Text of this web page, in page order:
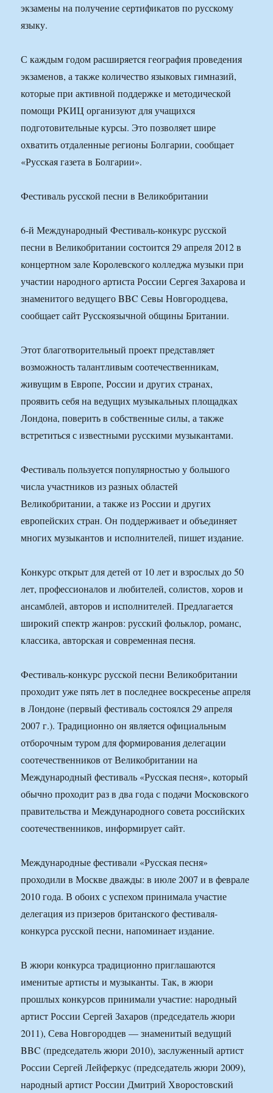
экзамены на получение сертификатов по русскому
языку.
С каждым годом расширяется география проведения
экзаменов, а также количество языковых гимназий,
которые при активной поддержке и методической
помощи РКИЦ организуют для учащихся
подготовительные курсы. Это позволяет шире
охватить отдаленные регионы Болгарии, сообщает
«Русская газета в Болгарии».
Фестиваль русской песни в Великобритании
6-й Международный Фестиваль-конкурс русской
песни в Великобритании состоится 29 апреля 2012 в
концертном зале Королевского колледжа музыки при
участии народного артиста России Сергея Захарова и
знаменитого ведущего BBC Севы Новгородцева,
сообщает сайт Русскоязычной общины Британии.
Этот благотворительный проект представляет
возможность талантливым соотечественникам,
живущим в Европе, России и других странах,
проявить себя на ведущих музыкальных площадках
Лондона, поверить в собственные силы, а также
встретиться с известными русскими музыкантами.
Фестиваль пользуется популярностью у большого
числа участников из разных областей
Великобритании, а также из России и других
европейских стран. Он поддерживает и объединяет
многих музыкантов и исполнителей, пишет издание.
Конкурс открыт для детей от 10 лет и взрослых до 50
лет, профессионалов и любителей, солистов, хоров и
ансамблей, авторов и исполнителей. Предлагается
широкий спектр жанров: русский фольклор, романс,
классика, авторская и современная песня.
Фестиваль-конкурс русской песни Великобритании
проходит уже пять лет в последнее воскресенье апреля
в Лондоне (первый фестиваль состоялся 29 апреля
2007 г.). Традиционно он является официальным
отборочным туром для формирования делегации
соотечественников от Великобритании на
Международный фестиваль «Русская песня», который
обычно проходит раз в два года с подачи Московского
правительства и Международного совета российских
соотечественников, информирует сайт.
Международные фестивали «Русская песня»
проходили в Москве дважды: в июле 2007 и в феврале
2010 года. В обоих с успехом принимала участие
делегация из призеров британского фестиваля-
конкурса русской песни, напоминает издание.
В жюри конкурса традиционно приглашаются
именитые артисты и музыканты. Так, в жюри
прошлых конкурсов принимали участие: народный
артист России Сергей Захаров (председатель жюри
2011), Сева Новгородцев — знаменитый ведущий
BBC (председатель жюри 2010), заслуженный артист
России Сергей Лейферкус (председатель жюри 2009),
народный артист России Дмитрий Хворостовский